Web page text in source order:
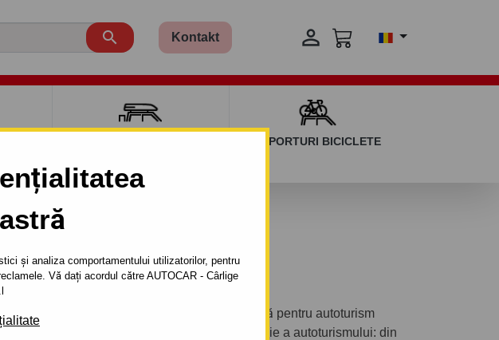
și analiza comportamentului utilizatorilor, pentru
Vă dați acordul către AUTOCAR - Cârlige
 Kontakt 
SUPORTURI BICICLETE
din 2006
de remorcare tip demontabil automat cu clemă pentru autoturism
- typ: NOTE, seria : ( E 11 ).Anul de fabricaţie a autoturismului: din